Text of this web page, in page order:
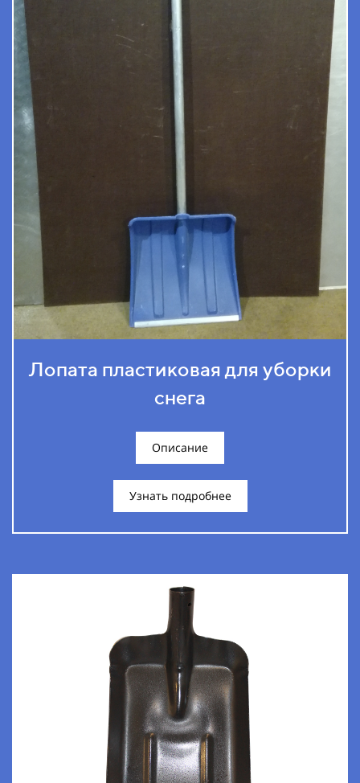
Лопата пластиковая для уборки
снега
Описание
Узнать подробнее